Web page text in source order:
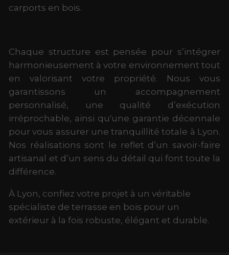
carports en bois.
Chaque structure est pensée pour s’intégrer
harmonieusement à votre environnement tout
en valorisant votre propriété. Nous vous
garantissons un accompagnement
personnalisé, une qualité d’exécution
irréprochable, ainsi qu'une garantie décennale
pour vous assurer une tranquillité totale à Lyon.
Nos réalisations sont le reflet d’un savoir-faire
artisanal et d’un sens du détail qui font toute la
différence.
À Lyon, confiez votre projet à un véritable
spécialiste de terrasse en bois pour un
extérieur à la fois robuste, élégant et durable.